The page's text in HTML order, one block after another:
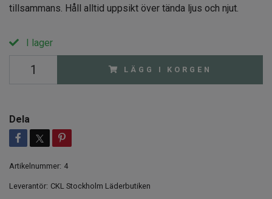
tillsammans. Håll alltid uppsikt över tända ljus och njut.
I lager
LÄGG I KORGEN
Dela
Artikelnummer: 4
Leverantör: CKL Stockholm Läderbutiken